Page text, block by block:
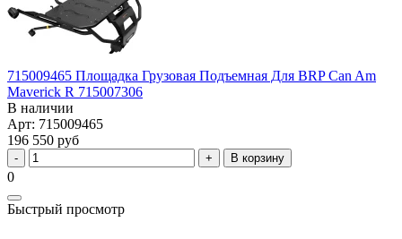
715009465 Площадка Грузовая Подъемная Для BRP Can Am
Maverick R 715007306
В наличии
Арт: 715009465
196 550 руб
В корзину
0
Быстрый просмотр